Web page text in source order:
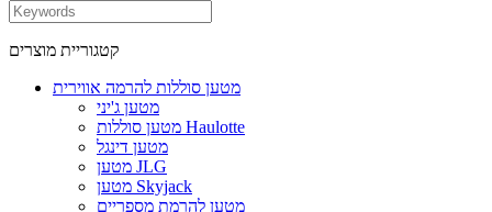
קטגוריית מוצרים
מטען סוללות להרמה אווירית
מטען ג'יני
מטען סוללות Haulotte
מטען דינגל
מטען JLG
מטען Skyjack
מטען להרמת מספריים